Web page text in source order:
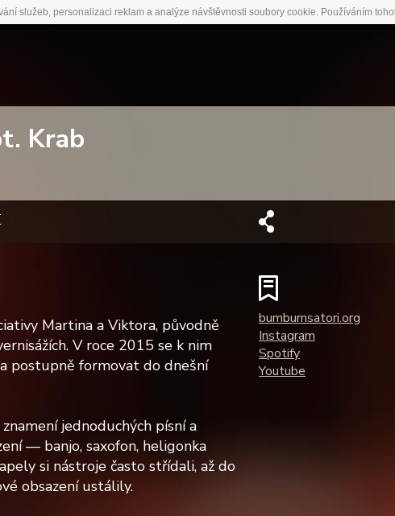
služeb, personalizaci reklam a analýze návštěvnosti soubory cookie. Používáním
Krab
Martina a Viktora, původně
V roce 2015 se k nim
postupně formovat do dnešní
jednoduchých písní a
— banjo, saxofon, heligonka
si nástroje často střídali, až do
obsazení ustálily.
bumbumsatori.org
Instagram
Spotify
Youtube